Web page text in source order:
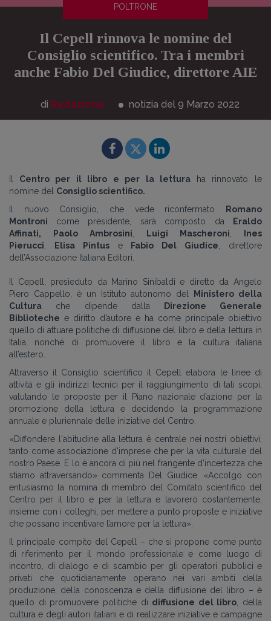
POLTRONE
Il Cepell rinnova le nomine del
Consiglio scientifico. Tra i membri
anche Fabio Del Giudice, direttore AIE
di Redazione notizia del 9 Marzo 2022
Centro per il libro e per la lettura
ha rinnovato le
nomine del Consiglio scientifico.
Il nuovo Consiglio, che vede riconfermato
Romano
Montroni come presidente, sarà composto da
Eraldo
Affinati,
Paolo Ambrosini Luigi Mascheroni
Ines
Pierucci
Elisa Pintuse Fabio Del Giudice , direttore
dell’Associazione Italiana Editori.
Il Cepell, presieduto da Marino Sinibaldi e diretto da Angelo
Piero Cappello, è un Istituto autonomo del
Ministero della
Cultura che dipende dalla Direzione Generale
Biblioteche e diritto d’autore e ha come principale obiettivo
quello di attuare politiche di diffusione del libro e della lettura in
Italia, nonché di promuovere il libro e la cultura italiana
all’estero.
Attraverso il Consiglio scientifico il Cepell elabora le linee di
attività e gli indirizzi tecnici per il raggiungimento di tali scopi,
valutando le proposte per il Piano nazionale d’azione per la
promozione della lettura e decidendo la programmazione
annuale e pluriennale delle iniziative del Centro.
«Diffondere l'abitudine alla lettura è centrale nei nostri obiettivi,
tanto come associazione d'imprese che per la vita culturale del
nostro Paese. E lo è ancora di più nel frangente d'incertezza che
stiamo attraversando» commenta Del Giudice. «Accolgo con
entusiasmo la nomina di membro del Comitato scientifico del
Centro per il libro e per la lettura e lavorerò costantemente,
insieme con i colleghi, per mettere a punto proposte e iniziative
che possano incentivare l’amore per la lettura».
Il principale compito del Cepell – che si propone come punto
di riferimento per il mondo professionale e come luogo di
incontro, di dialogo e di scambio per gli operatori pubblici e
privati che quotidianamente operano nei vari ambiti della
produzione, della conoscenza e della diffusione del libro – è
quello di promuovere politiche di diffusione del libro , della
cultura e degli autori italiani e di realizzare iniziative e campagne